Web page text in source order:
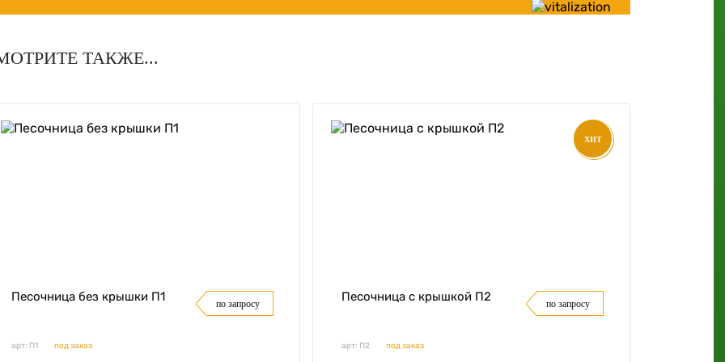
ТАКЖЕ...
Песочница без крышки П1 по запросу
арт: П1 под заказ
ХИТ
Песочница с крышкой П2 по запросу
арт: П2 под заказ